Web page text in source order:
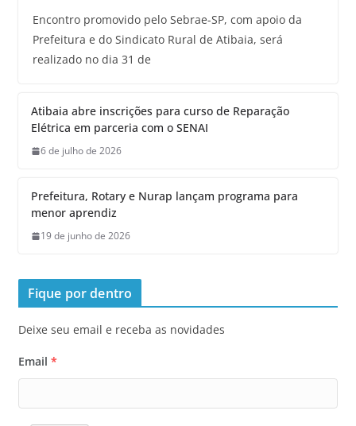
Encontro promovido pelo Sebrae-SP, com apoio da
Prefeitura e do Sindicato Rural de Atibaia, será
realizado no dia 31 de
Atibaia abre inscrições para curso de Reparação
Elétrica em parceria com o SENAI
6 de julho de 2026
Prefeitura, Rotary e Nurap lançam programa para
menor aprendiz
19 de junho de 2026
Fique por dentro
Deixe seu email e receba as novidades
Email *